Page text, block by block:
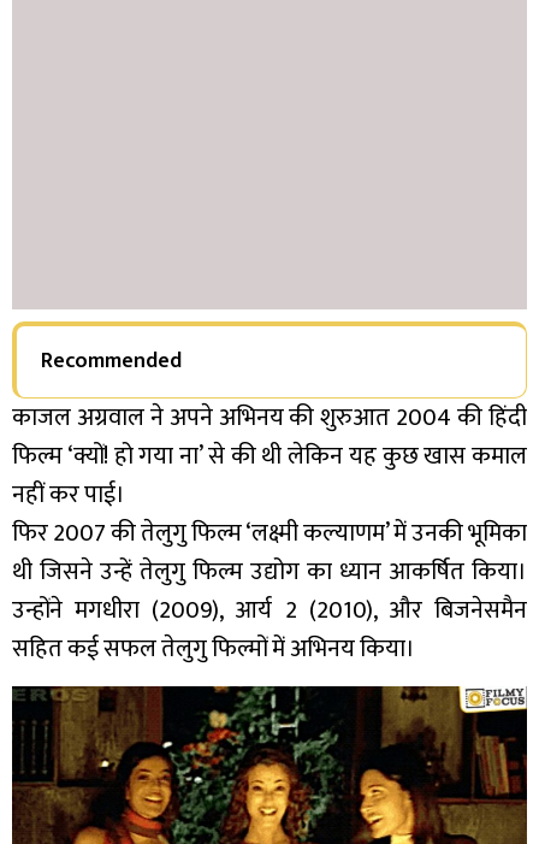
Recommended
काजल अग्रवाल ने अपने अभिनय की शुरुआत 2004 की हिंदी
फिल्म ‘क्यों! हो गया ना’ से की थी लेकिन यह कुछ खास कमाल
नहीं कर पाई।
फिर 2007 की तेलुगु फिल्म ‘लक्ष्मी कल्याणम’ में उनकी भूमिका
थी जिसने उन्हें तेलुगु फिल्म उद्योग का ध्यान आकर्षित किया।
उन्होंने मगधीरा (2009), आर्य 2 (2010), और बिजनेसमैन
सहित कई सफल तेलुगु फिल्मों में अभिनय किया।